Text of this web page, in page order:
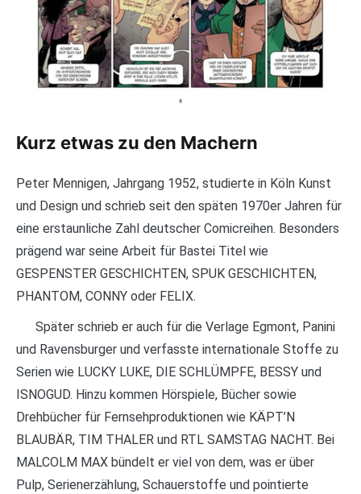
Kurz etwas zu den Machern
Peter Mennigen, Jahrgang 1952, studierte in Köln Kunst
und Design und schrieb seit den späten 1970er Jahren für
eine erstaunliche Zahl deutscher Comicreihen. Besonders
prägend war seine Arbeit für Bastei Titel wie
GESPENSTER GESCHICHTEN, SPUK GESCHICHTEN,
PHANTOM, CONNY oder FELIX.
Später schrieb er auch für die Verlage Egmont, Panini
und Ravensburger und verfasste internationale Stoffe zu
Serien wie LUCKY LUKE, DIE SCHLÜMPFE, BESSY und
ISNOGUD. Hinzu kommen Hörspiele, Bücher sowie
Drehbücher für Fernsehproduktionen wie KÄPT’N
BLAUBÄR, TIM THALER und RTL SAMSTAG NACHT. Bei
MALCOLM MAX bündelt er viel von dem, was er über
Pulp, Serienerzählung, Schauerstoffe und pointierte